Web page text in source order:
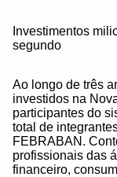
Investimentos
segundo
Ao longo de três
investidos na
participantes do
total de
FEBRABAN.
profissionais das
financeiro,